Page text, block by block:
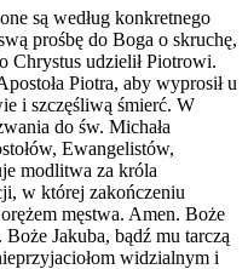
są według konkretnego
prośbę do Boga o skruchę,
Chrystus udzielił Piotrowi.
Piotra, aby wyprosił u
i szczęśliwą śmierć. W
do św. Michała
Ewangelistów,
modlitwa za króla
w której zakończeniu
męstwa. Amen. Boże
Jakuba, bądź mu tarczą
widzialnym i